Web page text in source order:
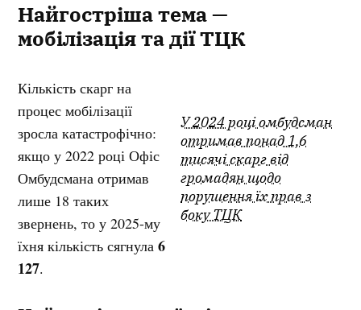
Найгостріша тема —
мобілізація та дії ТЦК
У 2024 році омбудсман
отримав понад 1,6
тисячі скарг від
громадян щодо
порушення їх прав з
боку ТЦК
Кількість скарг на
процес мобілізації
зросла катастрофічно:
якщо у 2022 році Офіс
Омбудсмана отримав
лише 18 таких
звернень, то у 2025-му
їхня кількість сягнула6
127.